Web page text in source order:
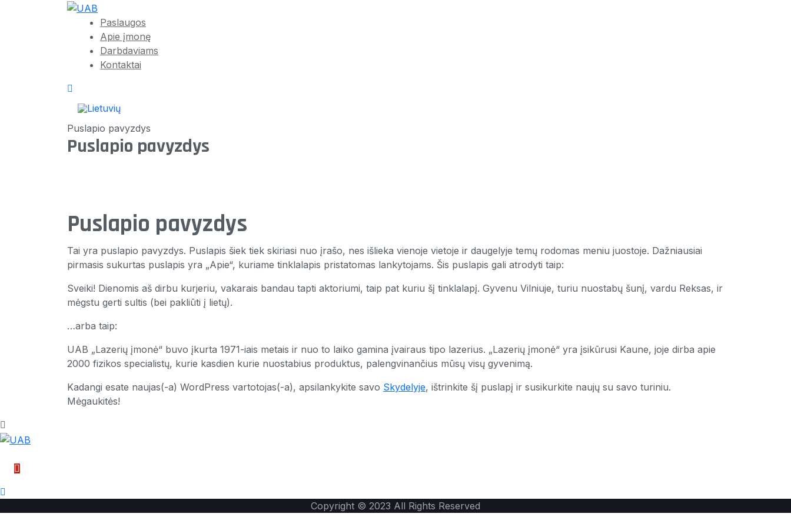
Paslaugos
Apie įmonę
Darbdaviams
Kontaktai
Puslapio pavyzdys
Puslapio pavyzdys
Puslapio pavyzdys
Tai yra puslapio pavyzdys. Puslapis šiek tiek skiriasi nuo įrašo, nes išlieka vienoje vietoje ir daugelyje temų rodomas meniu juostoje. Dažniausiai
pirmasis sukurtas puslapis yra „Apie“, kuriame tinklalapis pristatomas lankytojams. Šis puslapis gali atrodyti taip:
Sveiki! Dienomis aš dirbu kurjeriu, vakarais bandau tapti aktoriumi, taip pat kuriu šį tinklalapį. Gyvenu Vilniuje, turiu nuostabų šunį, vardu Reksas, ir
mėgstu gerti sultis (bei pakliūti į lietų).
…arba taip:
UAB „Lazerių įmonė“ buvo įkurta 1971-iais metais ir nuo to laiko gamina įvairaus tipo lazerius. „Lazerių įmonė“ yra įsikūrusi Kaune, joje dirba apie
2000 fizikos specialistų, kurie kasdien kurie nuostabius produktus, palengvinančius mūsų visų gyvenimą.
Kadangi esate naujas(-a) WordPress vartotojas(-a), apsilankykite savo Skydelyje, ištrinkite šį puslapį ir susikurkite naujų su savo turiniu.
Mėgaukitės!
Copyright © 2023 All Rights Reserved